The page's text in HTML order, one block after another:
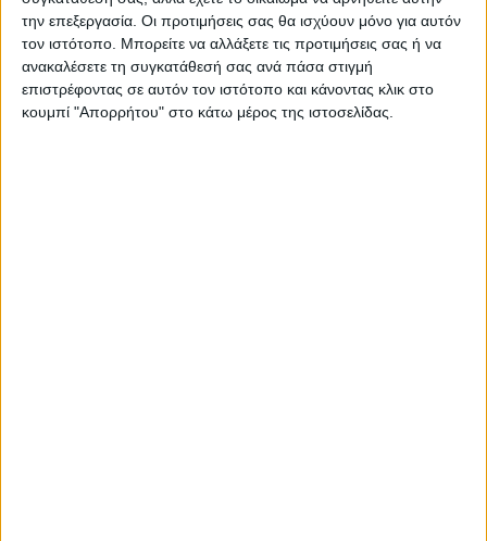
την επεξεργασία. Οι προτιμήσεις σας θα ισχύουν μόνο για αυτόν
τον ιστότοπο. Μπορείτε να αλλάξετε τις προτιμήσεις σας ή να
ανακαλέσετε τη συγκατάθεσή σας ανά πάσα στιγμή
επιστρέφοντας σε αυτόν τον ιστότοπο και κάνοντας κλικ στο
κουμπί "Απορρήτου" στο κάτω μέρος της ιστοσελίδας.
ΠΑΡΟΜΟΙΑ ΑΡΘΡΑ